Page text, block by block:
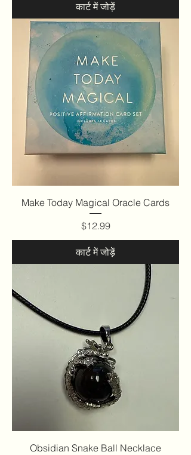
कार्ट में जोड़ें
Make Today Magical Oracle Cards
मूल्य
$12.99
कार्ट में जोड़ें
Obsidian Snake Ball Necklace